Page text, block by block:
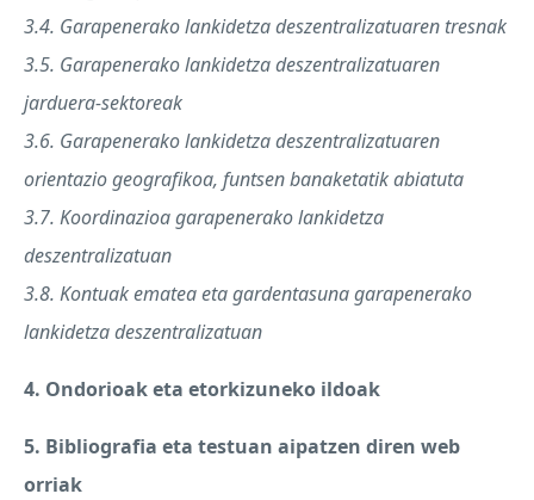
3.4. Garapenerako lankidetza deszentralizatuaren tresnak
3.5. Garapenerako lankidetza deszentralizatuaren
jarduera-sektoreak
3.6. Garapenerako lankidetza deszentralizatuaren
orientazio geografikoa, funtsen banaketatik abiatuta
3.7. Koordinazioa garapenerako lankidetza
deszentralizatuan
3.8. Kontuak ematea eta gardentasuna garapenerako
lankidetza deszentralizatuan
4. Ondorioak eta etorkizuneko ildoak
5. Bibliografia eta testuan aipatzen diren web
orriak